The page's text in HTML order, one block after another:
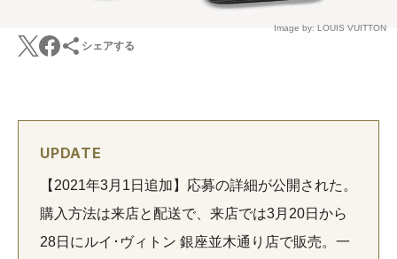
Image by: LOUIS VUITTON
シェアする
UPDATE
【2021年3月1日追加】応募の詳細が公開された。
購入方法は来店と配送で、来店では3月20日から
28日にルイ･ヴィトン 銀座並木通り店で販売。一